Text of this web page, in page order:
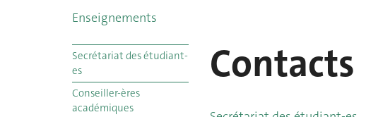
Enseignements
Secrétariat des étudiant-
es
Conseiller-ères
académiques
Contacts